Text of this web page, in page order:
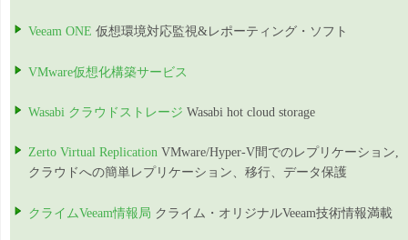
Veeam ONE 仮想環境対応監視&レポーティング・ソフト
VMware仮想化構築サービス
Wasabi クラウドストレージ Wasabi hot cloud storage
Zerto Virtual Replication VMware/Hyper-V間でのレプリケーション,
クラウドへの簡単レプリケーション、移行、データ保護
クライムVeeam情報局 クライム・オリジナルVeeam技術情報満載